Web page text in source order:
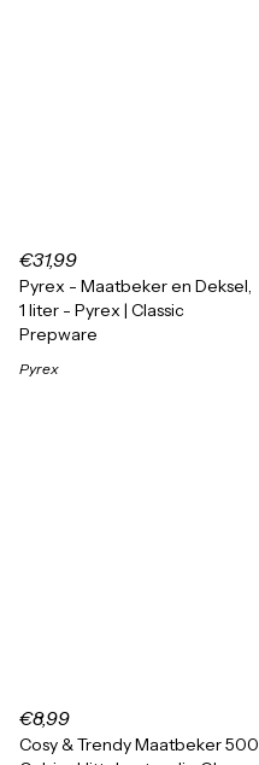
€31,99
Pyrex - Maatbeker en Deksel,
1 liter - Pyrex | Classic
Prepware
Pyrex
€8,99
Cosy & Trendy Maatbeker 500